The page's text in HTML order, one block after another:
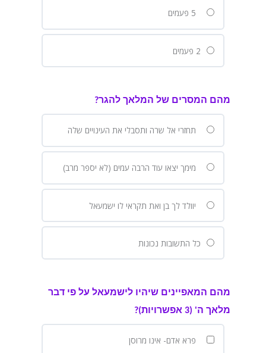
מהם המסרים של המלאך להגר?
תחזרי אל שרה ותסבלי את העינויים שלה
מימך יצאו עוד הרבה עמים (לא יספר מרב)
יוולד לך בן ואת תקראי לו ישמעאל
כל התשובות נכונות
מהם המאפיינים שיהיו לישמעאל על פי דבר
מלאך ה' (3 אפשרויות)?
פרא אדם- אינו מרוסן